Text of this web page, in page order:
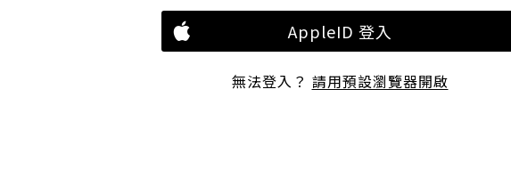
AppleID 登入
無法登入？ 請用預設瀏覽器開啟